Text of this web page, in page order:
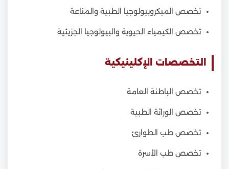
تخصص الميكروبيولوجيا الطبية والمناعة
تخصص الكيمياء الحيوية والبيولوجيا الجزيئية
التخصصات الإكلينيكية
تخصص الباطنة العامة
تخصص الوراثة الطبية
تخصص طب الطوارئ
تخصص طب الأسرة